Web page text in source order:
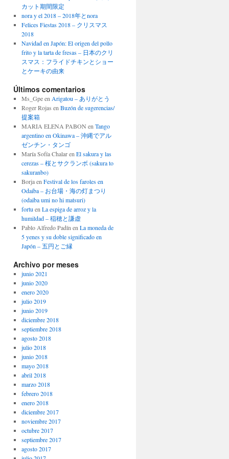
カット期間限定
nora y el 2018 – 2018年とnora
Felices Fiestas 2018 – クリスマス
2018
Navidad en Japón: El origen del pollo
frito y la tarta de fresas – 日本のクリ
スマス：フライドチキンとショー
とケーキの由来
Últimos comentarios
Ms_Gpeen Arigatou – ありがとう
Roger Rojas en Buzón de sugerencias/
提案箱
MARIA ELENA PABON en Tango
argentino en Okinawa – 沖縄でアル
ゼンチン・タンゴ
María Sofía Chalaren El sakura y las
cerezas – 桜とサクランボ (sakura to
sakuranbo)
Borjaen Festival de los faroles en
Odaiba – お台場・海の灯まつり
(odaiba umi no hi matsuri)
fortu en La espiga de arroz y la
humildad – 稲穂と謙虚
Pablo Alfredo Padín en La moneda de
5 yenes y su doble significado en
Japón – 五円とご縁
Archivo por meses
junio 2021
junio 2020
enero 2020
julio 2019
junio 2019
diciembre 2018
septiembre 2018
agosto 2018
julio 2018
junio 2018
mayo 2018
abril 2018
marzo 2018
febrero 2018
enero 2018
diciembre 2017
noviembre 2017
octubre 2017
septiembre 2017
agosto 2017